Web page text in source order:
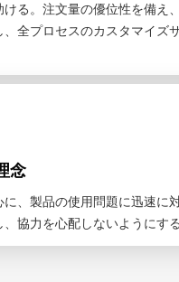
ける。注文量の優位性を備え
、全プロセスのカスタマイズ
念
に、製品の使用問題に迅速に
、協力を心配しないようにす